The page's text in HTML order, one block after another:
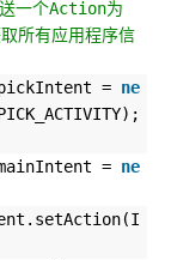
一个Action为
有应用程序信
= ne
= ne